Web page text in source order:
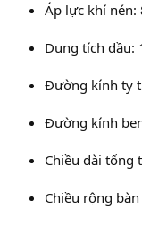
Áp lực khí nén:
Dung tích dầu:
Đường kính ty
Đường kính
Chiều dài tổng
Chiều rộng